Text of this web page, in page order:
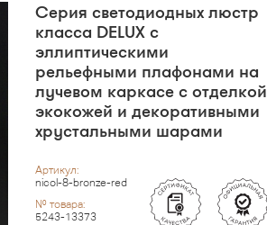
Серия светодиодных люстр
класса DELUX с
эллиптическими
рельефными плафонами на
лучевом каркасе с отделкой
экокожей и декоративными
хрустальными шарами
Артикул:
nicol-8-bronze-red
№ товара:
5243-13373